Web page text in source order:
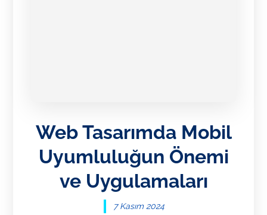
Web Tasarımda Mobil
Uyumluluğun Önemi
ve Uygulamaları
7 Kasım 2024